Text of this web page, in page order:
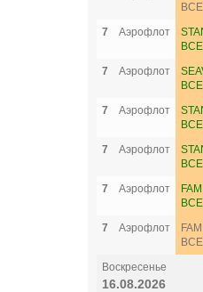
7
Аэрофлот
7
Аэрофлот
7
Аэрофлот
7
Аэрофлот
7
Аэрофлот
7
Аэрофлот
Воскресенье
16.08.2026